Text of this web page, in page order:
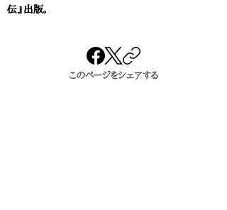
伝』出版。
このページをシェアする